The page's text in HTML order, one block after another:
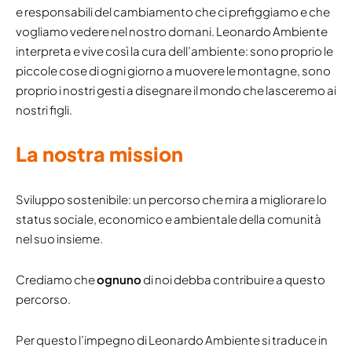
e responsabili del cambiamento che ci prefiggiamo e che
vogliamo vedere nel nostro domani. Leonardo Ambiente
interpreta e vive così la cura dell’ambiente: sono proprio le
piccole cose di ogni giorno a muovere le montagne, sono
proprio i nostri gesti a disegnare il mondo che lasceremo ai
nostri figli.
La nostra mission
Sviluppo sostenibile: un percorso che mira a migliorare lo
status sociale, economico e ambientale della comunità
nel suo insieme.
Crediamo cheognuno di noi debba contribuire a questo
percorso.
Per questo l’impegno di Leonardo Ambiente si traduce in